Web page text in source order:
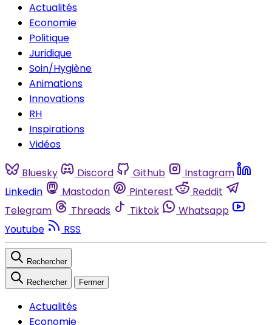
Actualités
Economie
Politique
Juridique
Soin/Hygiène
Animations
Innovations
RH
Inspirations
Vidéos
Bluesky Discord Github
Instagram
Linkedin
Mastodon Pinterest
Reddit
Telegram
Threads Tiktok
Whatsapp
Youtube
RSS
Rechercher
Rechercher Fermer
Actualités
Economie